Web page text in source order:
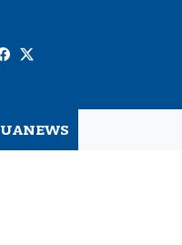
UANEWS